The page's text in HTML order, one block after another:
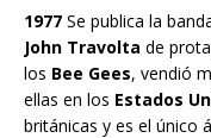
1977 Se publica la
John Travolta de
los Bee Gees, vendió
ellas en los Estados
británicas y es el único